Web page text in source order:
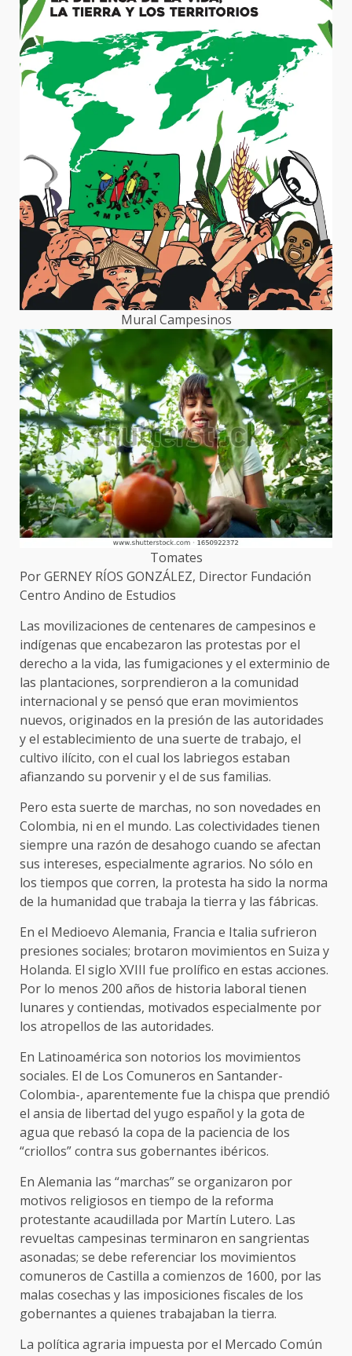
Mural Campesinos
Tomates
Por GERNEY RÍOS GONZÁLEZ, Director Fundación
Centro Andino de Estudios
Las movilizaciones de centenares de campesinos e
indígenas que encabezaron las protestas por el
derecho a la vida, las fumigaciones y el exterminio de
las plantaciones, sorprendieron a la comunidad
internacional y se pensó que eran movimientos
nuevos, originados en la presión de las autoridades
y el establecimiento de una suerte de trabajo, el
cultivo ilícito, con el cual los labriegos estaban
afianzando su porvenir y el de sus familias.
Pero esta suerte de marchas, no son novedades en
Colombia, ni en el mundo. Las colectividades tienen
siempre una razón de desahogo cuando se afectan
sus intereses, especialmente agrarios. No sólo en
los tiempos que corren, la protesta ha sido la norma
de la humanidad que trabaja la tierra y las fábricas.
En el Medioevo Alemania, Francia e Italia sufrieron
presiones sociales; brotaron movimientos en Suiza y
Holanda. El siglo XVIII fue prolífico en estas acciones.
Por lo menos 200 años de historia laboral tienen
lunares y contiendas, motivados especialmente por
los atropellos de las autoridades.
En Latinoamérica son notorios los movimientos
sociales. El de Los Comuneros en Santander-
Colombia-, aparentemente fue la chispa que prendió
el ansia de libertad del yugo español y la gota de
agua que rebasó la copa de la paciencia de los
“criollos” contra sus gobernantes ibéricos.
En Alemania las “marchas” se organizaron por
motivos religiosos en tiempo de la reforma
protestante acaudillada por Martín Lutero. Las
revueltas campesinas terminaron en sangrientas
asonadas; se debe referenciar los movimientos
comuneros de Castilla a comienzos de 1600, por las
malas cosechas y las imposiciones fiscales de los
gobernantes a quienes trabajaban la tierra.
La política agraria impuesta por el Mercado Común